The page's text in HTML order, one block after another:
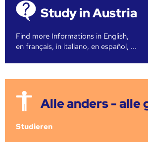
Study in Austria
Find more Informations in English,
en français, in italiano, en español, ...
Alle anders - alle
Studieren